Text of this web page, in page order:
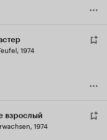
, 1974
взрослый
, 1974